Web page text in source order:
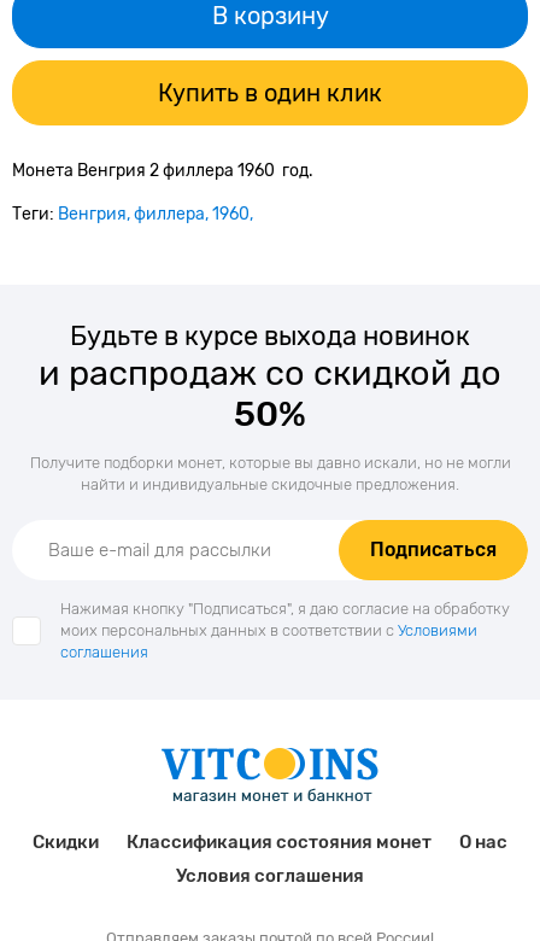
В корзину
Купить в один клик
Монета Венгрия 2 филлера 1960 год.
Теги: Венгрия филлера 1960
Будьте в курсе выхода новинок
и распродаж со скидкой до
50%
Получите подборки монет, которые вы давно искали, но не могли
найти и индивидуальные скидочные предложения.
Подписаться
Нажимая кнопку "Подписаться", я даю согласие на обработку
моих персональных данных в соответствии с Условиями
соглашения
Скидки Классификация состояния монет
О нас
Условия соглашения